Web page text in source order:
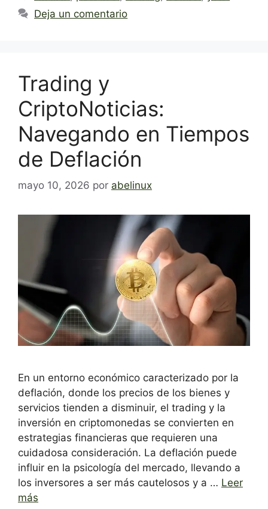
Deja un comentario
Trading y
CriptoNoticias:
Navegando en Tiempos
de Deflación
mayo 10, 2026 por abelinux
En un entorno económico caracterizado por la
deflación, donde los precios de los bienes y
servicios tienden a disminuir, el trading y la
inversión en criptomonedas se convierten en
estrategias financieras que requieren una
cuidadosa consideración. La deflación puede
influir en la psicología del mercado, llevando a
los inversores a ser más cautelosos y a … Leer
más